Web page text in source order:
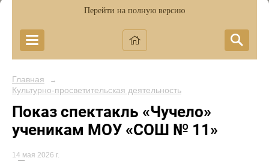
Перейти на полную версию
Главная →
Культурно-просветительская деятельность
Показ спектакль «Чучело»
ученикам МОУ «СОШ № 11»
14 мая 2026 г.